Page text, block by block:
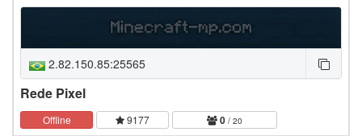
2.82.150.85:25565
Rede Pixel
Offline 9177 0 / 20